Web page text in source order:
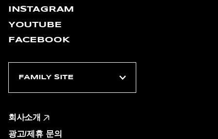
INSTAGRAM
YOUTUBE
FACEBOOK
회사소개
광고/제휴 문의